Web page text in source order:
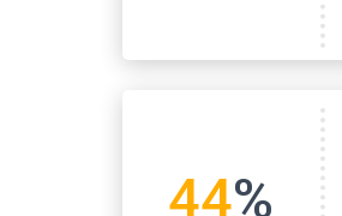
44%